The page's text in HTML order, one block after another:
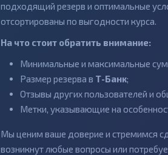
подходящий резерв и оптимальные
отсортированы по выгодности курса.
На что стоит обратить внимание:
Минимальные и максимальные
Размер резерва в Т-Банк;
Отзывы других пользователей и
Метки, указывающие на
Мы ценим ваше доверие и стремимся
возникнут любые вопросы или